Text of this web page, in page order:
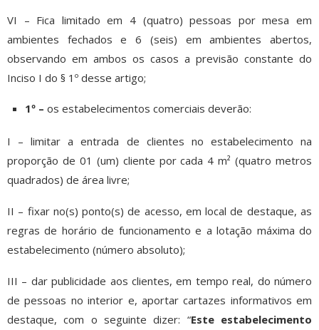
VI – Fica limitado em 4 (quatro) pessoas por mesa em
ambientes fechados e 6 (seis) em ambientes abertos,
observando em ambos os casos a previsão constante do
Inciso I do § 1º desse artigo;
1º – os estabelecimentos comerciais deverão:
I – limitar a entrada de clientes no estabelecimento na
proporção de 01 (um) cliente por cada 4 m² (quatro metros
quadrados) de área livre;
II – fixar no(s) ponto(s) de acesso, em local de destaque, as
regras de horário de funcionamento e a lotação máxima do
estabelecimento (número absoluto);
III – dar publicidade aos clientes, em tempo real, do número
de pessoas no interior e, aportar cartazes informativos em
destaque, com o seguinte dizer: “Este estabelecimento